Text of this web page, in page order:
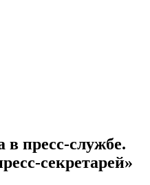
в пресс-службе.
секретарей»